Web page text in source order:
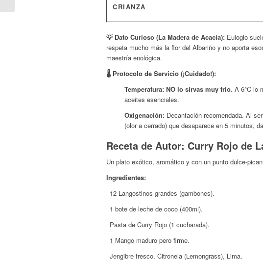
CRIANZA
💡 Dato Curioso (La Madera de Acacia): Eulogio
respeta mucho más la flor del Albariño y no aporta
maestría enológica.
🌡️ Protocolo de Servicio (¡Cuidado!):
Temperatura: NO lo sirvas muy frío. A 6°C lo
aceites esenciales.
Oxigenación: Decantación recomendada. Al
(olor a cerrado) que desaparece en 5 minutos,
Receta de Autor: Curry Rojo de
Un plato exótico, aromático y con un punto dulce-
Ingredientes:
12 Langostinos grandes (gambones).
1 bote de leche de coco (400ml).
Pasta de Curry Rojo (1 cucharada).
1 Mango maduro pero firme.
Jengibre fresco, Citronela (Lemongrass), Lima.